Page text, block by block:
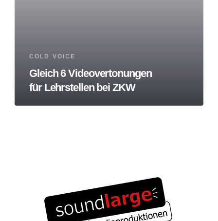
Tags
COLD VOICE
Gleich 6 Videovertonungen
für Lehrstellen bei ZKW